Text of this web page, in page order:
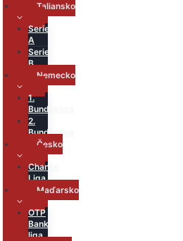
Taliansko
Serie
A
Serie
B
Nemecko
1.
Bundesliga
2.
Bundesliga
Česko
Chance
Liga
Maďarsko
OTP
Bank
liga